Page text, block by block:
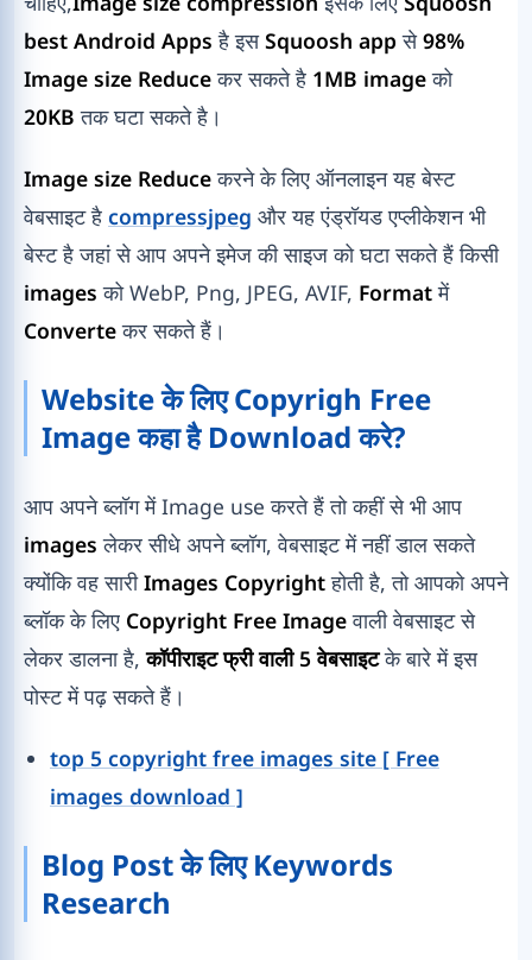
best Android Apps है इसSquoosh app से98%
Image size Reduceकर सकते है 1MB imageको
20KB तक घटा सकते है।
Image size Reduceकरने के लिए ऑनलाइन यह बेस्ट
वेबसाइट है compressjpeg और यह एंड्रॉयड एप्लीकेशन भी
बेस्ट है जहां से आप अपने इमेज की साइज को घटा सकते हैं किसी
images को WebP, Png, JPEG, AVIF, Formatमें
Converteकर सकते हैं।
Website के लिए Copyrigh Free
Image कहा है Download करे?
आप अपने ब्लॉग में Image use करते हैं तो कहीं से भी आप
imagesलेकर सीधे अपने ब्लॉग, वेबसाइट में नहीं डाल सकते
क्योंकि वह सारीImages Copyrightहोती है, तो आपको अपने
ब्लॉक के लिए Copyright Free Imageवाली वेबसाइट से
लेकर डालना है,कॉपीराइट फ्री वाली 5 वेबसाइटके बारे में इस
पोस्ट में पढ़ सकते हैं।
top 5 copyright free images site [ Free
images download ]
Blog Post के लिए Keywords
Research